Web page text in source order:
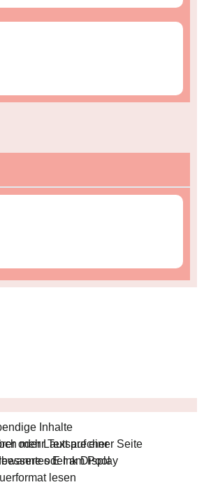
Inhalte
oder Lautsprecher
oder am Pool
mehr Text auf einer Seite
E Ink Display
lesen